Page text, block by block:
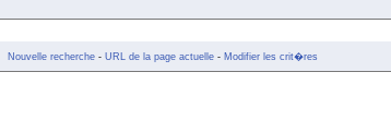
Nouvelle recherche- URL de la page actuelle- Modifier les crit�res